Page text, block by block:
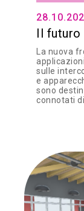
Il futuro
La nuova
sulle
e
sono
connotati